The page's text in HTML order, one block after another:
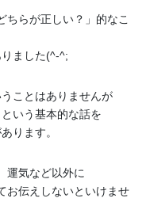
ちらが正しい？」的なこ
ました(^-^;
ことはありませんが
いう基本的な話を
ります。
運気など以外に
お伝えしないといけませ